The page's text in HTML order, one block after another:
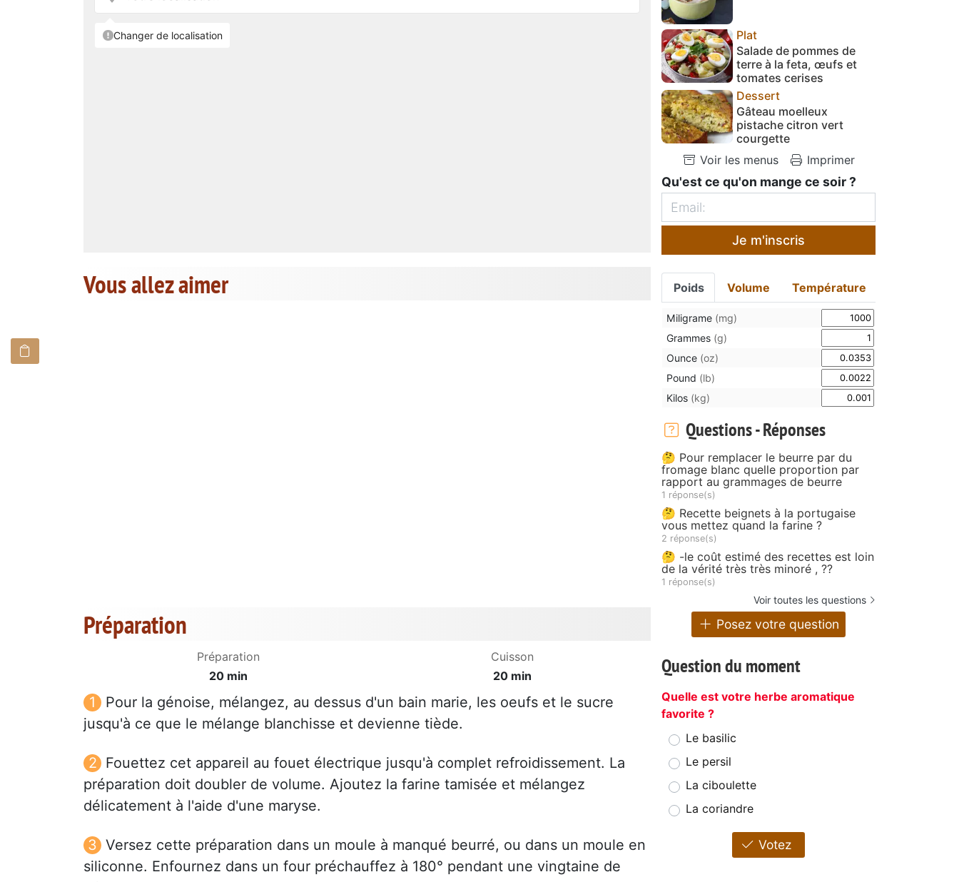
Vous allez aimer
Préparation
Préparation
20 min
Cuisson
20 min
Pour la génoise, mélangez, au dessus d'un bain marie, les oeufs et le sucre
jusqu'à ce que le mélange blanchisse et devienne tiède.
Fouettez cet appareil au fouet électrique jusqu'à complet refroidissement. La
préparation doit doubler de volume. Ajoutez la farine tamisée et mélangez
délicatement à l'aide d'une maryse.
Versez cette préparation dans un moule à manqué beurré, ou dans un moule en
siliconne. Enfournez dans un four préchauffez à 180° pendant une vingtaine de
Plat
Salade de pommes de
terre à la feta, œufs et
tomates cerises
Dessert
Gâteau moelleux
pistache citron vert
courgette
Voir les menus
Imprimer
Qu'est ce qu'on mange ce soir ?
Je m'inscris
Poids Volume Température
Miligrame (mg)
Grammes (g)
Ounce (oz)
Pound (lb)
Kilos (kg)
Questions - Réponses
🤔 Pour remplacer le beurre par du
fromage blanc quelle proportion par
rapport au grammages de beurre
1 réponse(s)
🤔 Recette beignets à la portugaise
vous mettez quand la farine ?
2 réponse(s)
🤔 -le coût estimé des recettes est loin
de la vérité très très minoré , ??
1 réponse(s)
Voir toutes les questions
Posez votre question
Question du moment
Quelle est votre herbe aromatique
favorite ?
Le basilic
Le persil
La ciboulette
La coriandre
Votez